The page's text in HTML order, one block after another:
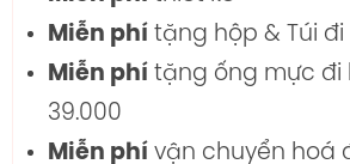
Miễn phí tặng hộp & Túi đi
Miễn phí tặng ống mực đi
39.000
Miễn phí vận chuyển hoá